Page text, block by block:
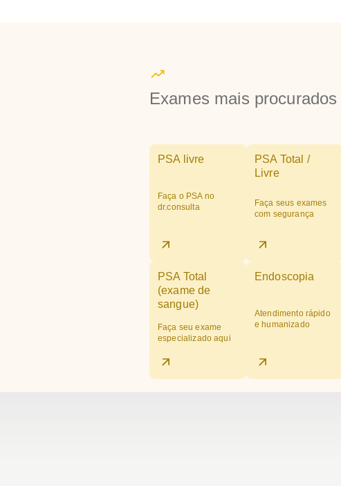
Exames mais procurados
PSA livre
Faça o PSA no
dr.consulta
PSA Total /
Livre
Faça seus exames
com segurança
PSA Total
(exame de
sangue)
Faça seu exame
especializado aqui
Endoscopia
Atendimento rápido
e humanizado